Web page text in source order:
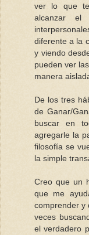
ver lo que
alcanzar el
diferente a la
y viendo
pueden ver
manera
De los tres
de Ganar/
buscar en
agregarle la
filosofía se
la simple
Creo que un
que me
comprender y
veces
el verdadero